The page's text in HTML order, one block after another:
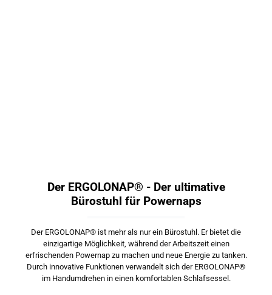
Der ERGOLONAP® - Der ultimative
Bürostuhl für Powernaps
Der ERGOLONAP® ist mehr als nur ein Bürostuhl. Er bietet die
einzigartige Möglichkeit, während der Arbeitszeit einen
erfrischenden Powernap zu machen und neue Energie zu tanken.
Durch innovative Funktionen verwandelt sich der ERGOLONAP®
im Handumdrehen in einen komfortablen Schlafsessel.